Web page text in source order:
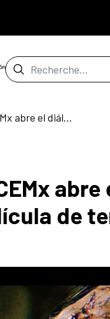
Barre de
NdP. 10/09/2025 - El CCEMx abre el diálogo y proyecta la primera película de terror mexicana creada 100% con IA
de